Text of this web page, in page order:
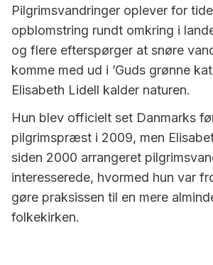
Pilgrimsvandringer oplever for
opblomstring rundt omkring i
og flere efterspørger at snøre
komme med ud i ’Guds grønne
Elisabeth Lidell kalder naturen.
Hun blev officielt set Danmarks
pilgrimspræst i 2009, men
siden 2000 arrangeret
interesserede, hvormed hun var
gøre praksissen til en mere
folkekirken.